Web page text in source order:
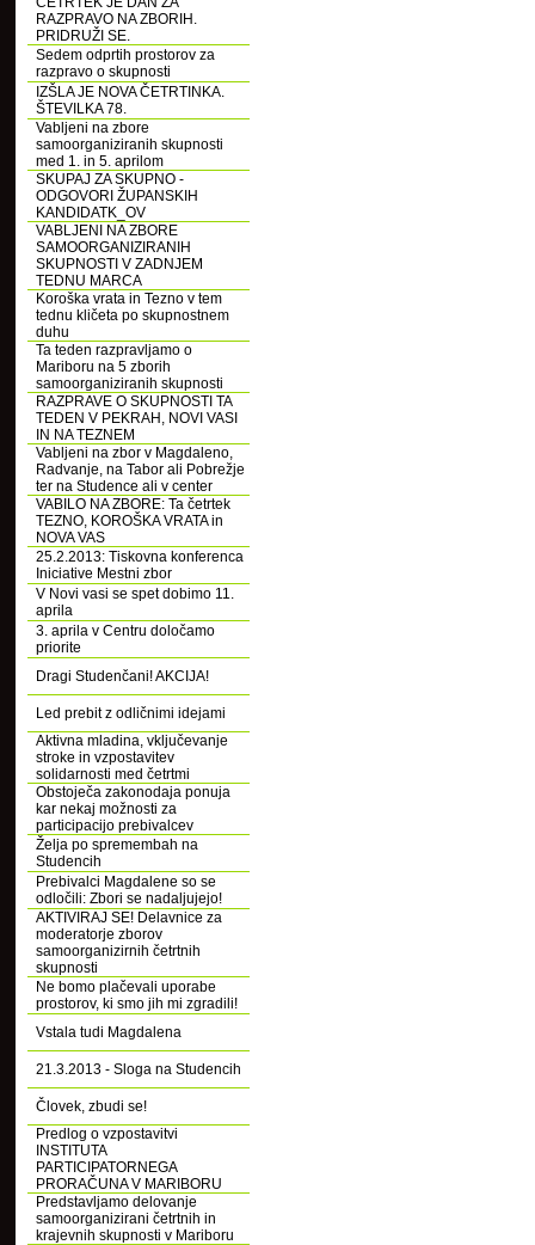
RAZPRAVO NA ZBORIH.
PRIDRUŽI SE.
Sedem odprtih prostorov za
razpravo o skupnosti
IZŠLA JE NOVA ČETRTINKA.
ŠTEVILKA 78.
Vabljeni na zbore
samoorganiziranih skupnosti
med 1. in 5. aprilom
SKUPAJ ZA SKUPNO -
ODGOVORI ŽUPANSKIH
KANDIDATK_OV
VABLJENI NA ZBORE
SAMOORGANIZIRANIH
SKUPNOSTI V ZADNJEM
TEDNU MARCA
Koroška vrata in Tezno v tem
tednu kličeta po skupnostnem
duhu
Ta teden razpravljamo o
Mariboru na 5 zborih
samoorganiziranih skupnosti
RAZPRAVE O SKUPNOSTI TA
TEDEN V PEKRAH, NOVI VASI
IN NA TEZNEM
Vabljeni na zbor v Magdaleno,
Radvanje, na Tabor ali Pobrežje
ter na Studence ali v center
VABILO NA ZBORE: Ta četrtek
TEZNO, KOROŠKA VRATA in
NOVA VAS
25.2.2013: Tiskovna konferenca
Iniciative Mestni zbor
V Novi vasi se spet dobimo 11.
aprila
3. aprila v Centru določamo
priorite
Dragi Studenčani! AKCIJA!
Led prebit z odličnimi idejami
Aktivna mladina, vključevanje
stroke in vzpostavitev
solidarnosti med četrtmi
Obstoječa zakonodaja ponuja
kar nekaj možnosti za
participacijo prebivalcev
Želja po spremembah na
Studencih
Prebivalci Magdalene so se
odločili: Zbori se nadaljujejo!
AKTIVIRAJ SE! Delavnice za
moderatorje zborov
samoorganizirnih četrtnih
skupnosti
Ne bomo plačevali uporabe
prostorov, ki smo jih mi zgradili!
Vstala tudi Magdalena
21.3.2013 - Sloga na Studencih
Človek, zbudi se!
Predlog o vzpostavitvi
INSTITUTA
PARTICIPATORNEGA
PRORAČUNA V MARIBORU
Predstavljamo delovanje
samoorganizirani četrtnih in
krajevnih skupnosti v Mariboru